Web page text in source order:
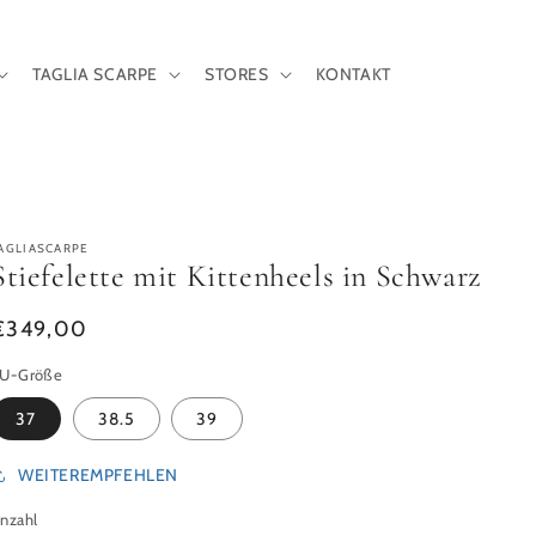
TAGLIA SCARPE STORES KONTAKT
mit Kittenheels in Schwarz
Preis
Größe
37 38.5 39
WEITEREMPFEHLEN